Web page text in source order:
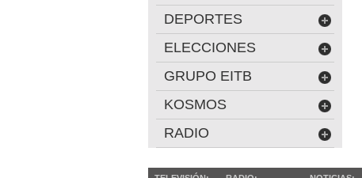
DEPORTES
ELECCIONES
GRUPO EITB
KOSMOS
RADIO